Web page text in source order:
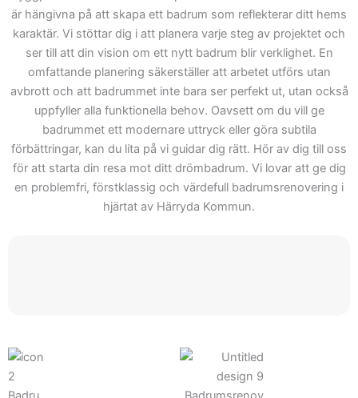
Därför kan du förvänta dig
att Skepiab är det rätta
valet när ditt projekt börjar.
Välkommen att kontakta
oss för att se hur vi kan
hjälpa dig med ditt nästa
projekt inom
badrumsrenovering.
Genom vårt offert får du
inte bara en offert, men
också tillgång till våra
är hängivna på att skapa ett badrum som reflekterar ditt hems
karaktär. Vi stöttar dig i att planera varje steg av projektet och
ser till att din vision om ett nytt badrum blir verklighet. En
omfattande planering säkerställer att arbetet utförs utan
avbrott och att badrummet inte bara ser perfekt ut, utan också
uppfyller alla funktionella behov. Oavsett om du vill ge
badrummet ett modernare uttryck eller göra subtila
förbättringar, kan du lita på vi guidar dig rätt. Hör av dig till oss
för att starta din resa mot ditt drömbadrum. Vi lovar att ge dig
en problemfri, förstklassig och värdefull badrumsrenovering i
hjärtat av Härryda Kommun.